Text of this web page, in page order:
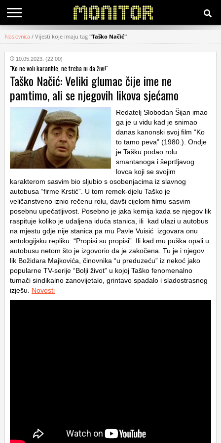
KATEGORIJE
HRVATSKI
WEB
Naslovnica / Vijesti koje imaju tag "Taško Načić"
10.05.2023. (22:00)
"Ko ne voli karanfile, ne treba ni da živi!"
Taško Načić: Veliki glumac čije ime ne
pamtimo, ali se njegovih likova sjećamo
Redatelj Slobodan Šijan imao
ga je u vidu kad je snimao
danas kanonski svoj film “Ko
to tamo peva” (1980.). Ondje
je Tašku podao rolu
smantanoga i šeprtljavog
lovca koji se svojim
karakterom sasvim bio sljubio s osobenjacima iz slavnog
autobusa “firme Krstić”. U tom remek-djelu Taško je
veličanstveno iznio rečenu rolu, davši cijelom filmu sasvim
posebnu upečatljivost. Posebno je jaka kemija kada se njegov lik
raspituje koliko je udaljena iduća stanica, ili kad ulazi u autobus
na mjestu gdje nije stanica pa mu Pavle Vuisić izgovara onu
antologijsku repliku: “Propisi su propisi”. Ili kad mu puška opali u
autobusu netom što je izgovorio da je zakočena. Tu je i njegov
lik Božidara Majkovića, činovnika “u preduzeću” iz nekoć jako
popularne TV-serije “Bolji život” u kojoj Taško fenomenalno
tumači sindikalno zanovijetalo, grintavo spadalo i sladostrasnog
izješu. Novosti